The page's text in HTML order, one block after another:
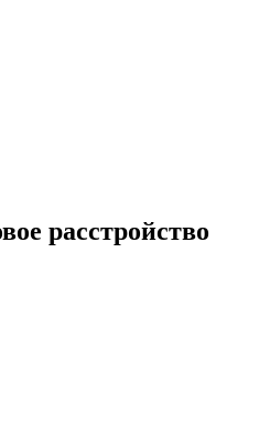
расстройство